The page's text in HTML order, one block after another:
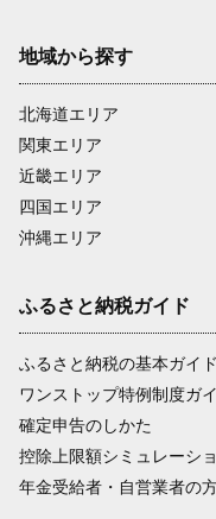
地域から探す
北海道エリア
関東エリア
近畿エリア
四国エリア
沖縄エリア
ふるさと納税ガイド
ふるさと納税の基本ガイド
ワンストップ特例制度ガ
確定申告のしかた
控除上限額シミュレーシ
年金受給者・自営業者の